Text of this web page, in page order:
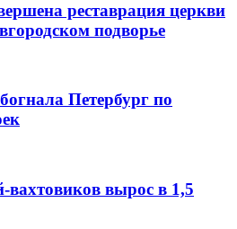
реставрация церкви
подворье
Петербург по
вахтовиков вырос в 1,5